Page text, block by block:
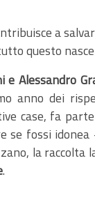
a
questo
e Alessandro
anno dei
case, fa
fossi
la raccolta
.